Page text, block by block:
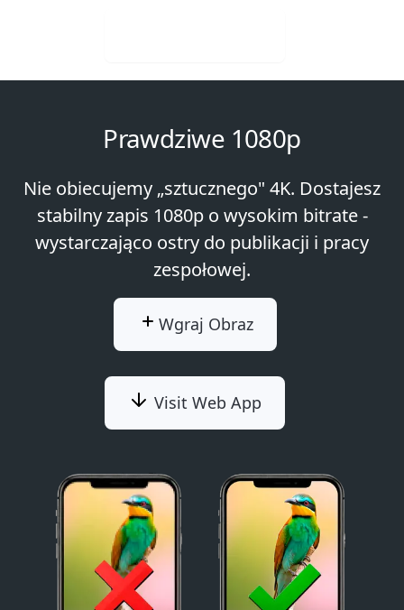
Prawdziwe 1080p
Nie obiecujemy „sztucznego" 4K. Dostajesz
stabilny zapis 1080p o wysokim bitrate -
wystarczająco ostry do publikacji i pracy
zespołowej.
Wgraj Obraz
Visit Web App